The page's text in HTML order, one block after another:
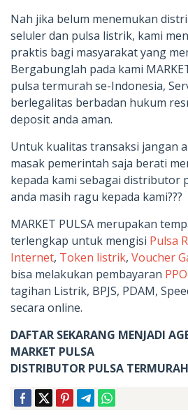
Nah jika belum menemukan
seluler dan pulsa listrik, kami
praktis bagi masyarakat yang
Bergabunglah pada kami
pulsa termurah se-Indonesia,
berlegalitas berbadan hukum
deposit anda aman.
Untuk kualitas transaksi jangan
masak pemerintah saja berati
kepada kami sebagai distributor
anda masih ragu kepada kami???
MARKET PULSA merupakan
terlengkap untuk mengisi Pulsa
Internet, Token listrik, Voucher
bisa melakukan pembayaran
tagihan Listrik, BPJS, PDAM,
secara online.
DAFTAR SEKARANG MENJADI
MARKET PULSA
DISTRIBUTOR PULSA